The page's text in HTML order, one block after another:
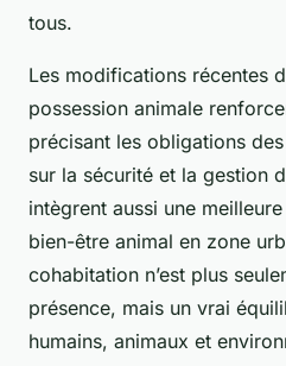
tous.
Les modifications récentes
possession animale
précisant les obligations
sur la sécurité et la gestion
intègrent aussi une
bien-être animal en zone
cohabitation n’est plus
présence, mais un vrai
humains, animaux et